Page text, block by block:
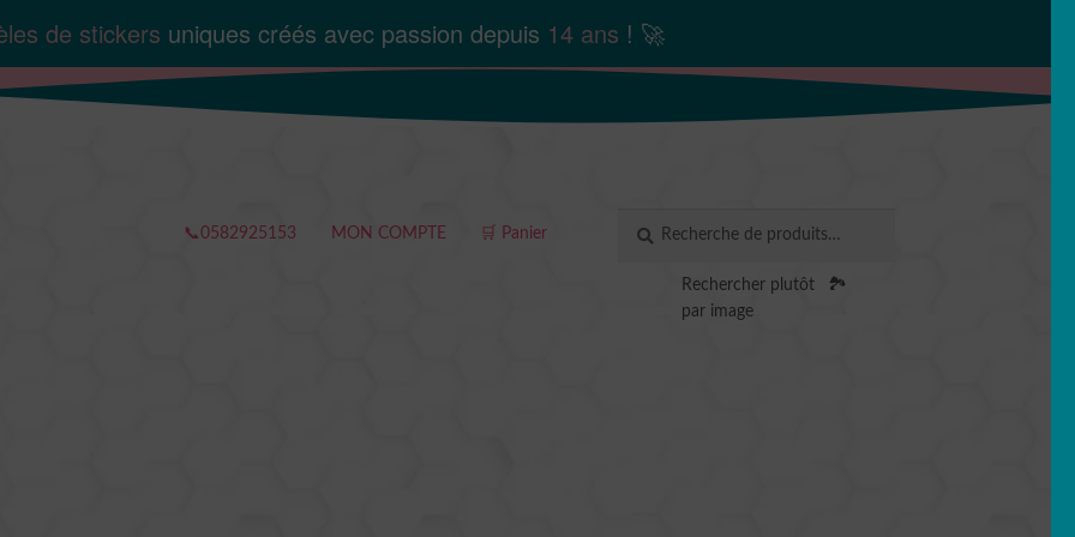
de stickers uniques créés avec passion depuis 14 ans ! 🚀
📞0582925153 MON COMPTE 🛒 Panier
pour :
RECHERCHE
Rechercher plutôt
par image
🏞️